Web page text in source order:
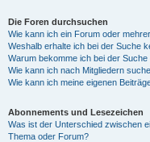
Die Foren durchsuchen
Wie kann ich ein Forum oder
Weshalb erhalte ich bei der Suche
Warum bekomme ich bei der Suche
Wie kann ich nach Mitgliedern
Wie kann ich meine eigenen
Abonnements und Lesezeichen
Was ist der Unterschied zwischen
Thema oder Forum?